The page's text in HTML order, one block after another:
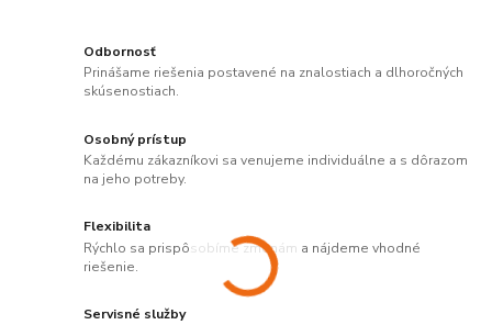
Odbornosť
Prinášame riešenia postavené na znalostiach a dlhoročných
skúsenostiach.
Osobný prístup
Každému zákazníkovi sa venujeme individuálne a s dôrazom
na jeho potreby.
Flexibilita
Rýchlo sa prispôsobíme zmenám a nájdeme vhodné
riešenie.
Servisné služby